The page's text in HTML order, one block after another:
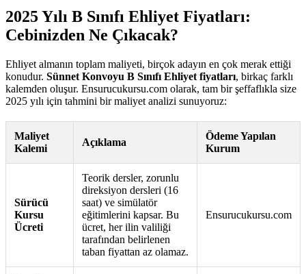
2025 Yılı B Sınıfı Ehliyet Fiyatları:
Cebinizden Ne Çıkacak?
Ehliyet almanın toplam maliyeti, birçok adayın en çok merak ettiği
konudur. Sünnet Konvoyu B Sınıfı Ehliyet fiyatları, birkaç farklı
kalemden oluşur. Ensurucukursu.com olarak, tam bir şeffaflıkla size
2025 yılı için tahmini bir maliyet analizi sunuyoruz:
Maliyet
Kalemi
Açıklama
Ödeme Yapılan
Kurum
Sürücü
Kursu
Ücreti
Teorik dersler, zorunlu
direksiyon dersleri (16
saat) ve simülatör
eğitimlerini kapsar. Bu
ücret, her ilin valiliği
tarafından belirlenen
taban fiyattan az olamaz.
Ensurucukursu.com